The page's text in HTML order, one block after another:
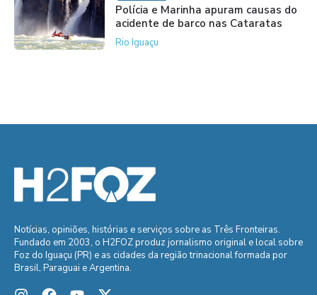
Polícia e Marinha apuram causas do
acidente de barco nas Cataratas
Rio Iguaçu
Notícias, opiniões, histórias e serviços sobre as Três Fronteiras.
Fundado em 2003, o H2FOZ produz jornalismo original e local sobre
Foz do Iguaçu (PR) e as cidades da região trinacional formada por
Brasil, Paraguai e Argentina.